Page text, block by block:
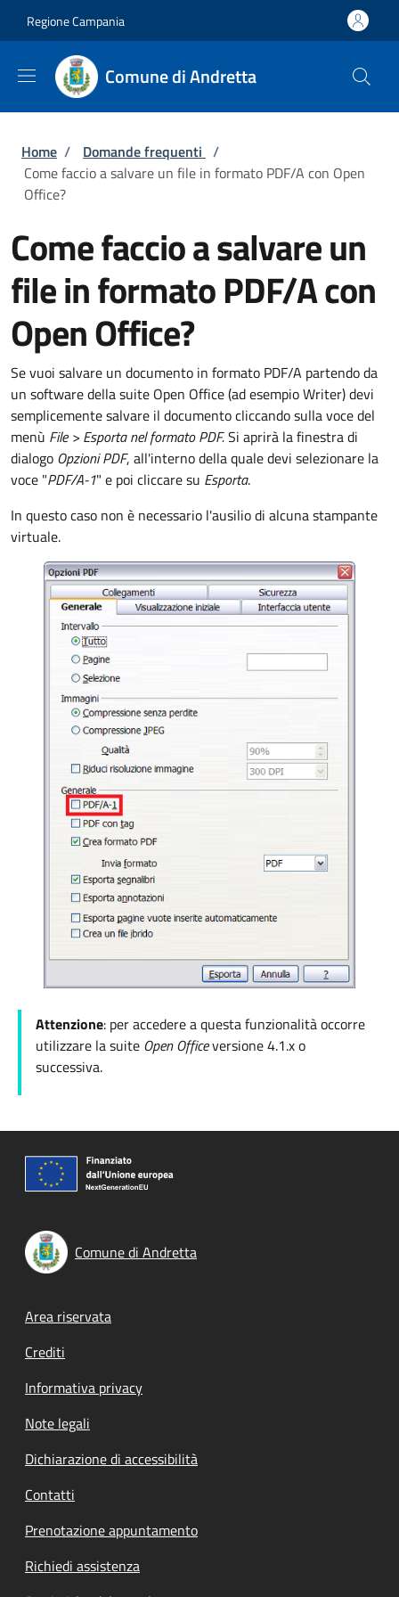
Regione Campania
Comune di Andretta
Briciole di pane
Home / Domande frequenti /
Come faccio a salvare un file in formato PDF/A con Open
Office?
Come faccio a salvare un
file in formato PDF/A con
Open Office?
Se vuoi salvare un documento in formato PDF/A partendo da
un software della suite Open Office (ad esempio Writer) devi
semplicemente salvare il documento cliccando sulla voce del
menù File > Esporta nel formato PDF.Si aprirà la finestra di
dialogo Opzioni PDF, all'interno della quale devi selezionare la
voce "PDF/A-1" e poi cliccare su Esporta.
In questo caso non è necessario l'ausilio di alcuna stampante
virtuale.
Attenzione: per accedere a questa funzionalità occorre
utilizzare la suite Open Officeversione4.1.x o
successiva.
Comune di Andretta
Footer menu
Area riservata
Crediti
Informativa privacy
Note legali
Dichiarazione di accessibilità
Contatti
Prenotazione appuntamento
Richiedi assistenza